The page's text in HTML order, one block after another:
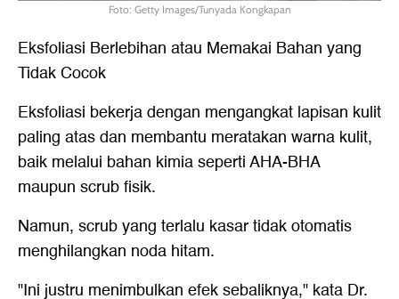
Foto: Getty Images/Tunyada Kongkapan
Eksfoliasi Berlebihan atau Memakai Bahan yang
Tidak Cocok
Eksfoliasi bekerja dengan mengangkat lapisan kulit
paling atas dan membantu meratakan warna kulit,
baik melalui bahan kimia seperti AHA-BHA
maupun scrub fisik.
Namun, scrub yang terlalu kasar tidak otomatis
menghilangkan noda hitam.
"Ini justru menimbulkan efek sebaliknya," kata Dr.